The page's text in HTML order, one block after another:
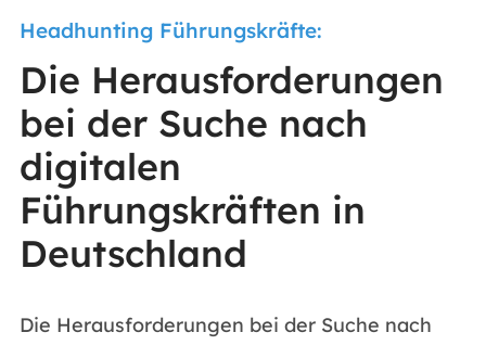
Headhunting Führungskräfte:
Die Herausforderungen
bei der Suche nach
digitalen
Führungskräften in
Deutschland
Die Herausforderungen bei der Suche nach